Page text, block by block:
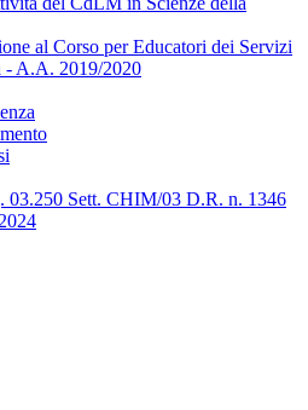
al Corso per Educatori dei Servizi
- A.A. 2019/2020
03.250 Sett. CHIM/03 D.R. n. 1346